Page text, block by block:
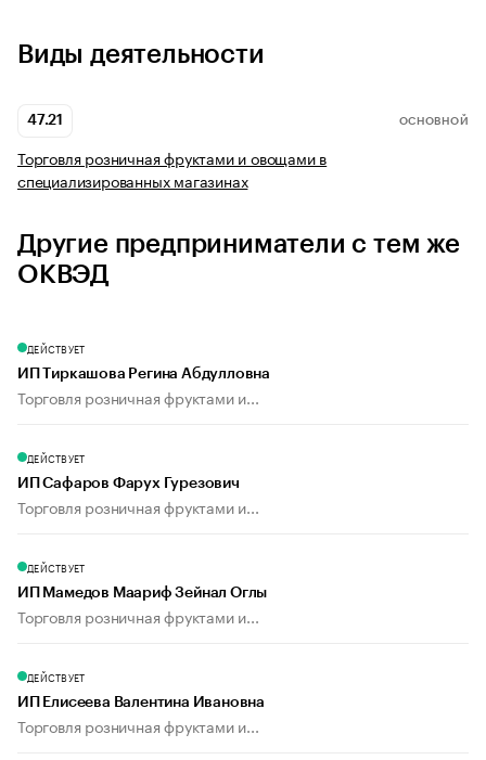
Виды деятельности
47.21 ОСНОВНОЙ
Торговля розничная фруктами и овощами в
специализированных магазинах
Другие предприниматели с тем же
ОКВЭД
ДЕЙСТВУЕТ
ИП Тиркашова Регина Абдулловна
Торговля розничная фруктами и...
ДЕЙСТВУЕТ
ИП Сафаров Фарух Гурезович
Торговля розничная фруктами и...
ДЕЙСТВУЕТ
ИП Мамедов Маариф Зейнал Оглы
Торговля розничная фруктами и...
ДЕЙСТВУЕТ
ИП Елисеева Валентина Ивановна
Торговля розничная фруктами и...